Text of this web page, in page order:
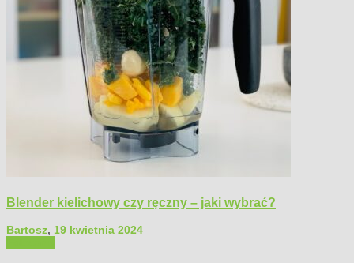
Blender kielichowy czy ręczny – jaki wybrać?
Bartosz, 19 kwietnia 2024